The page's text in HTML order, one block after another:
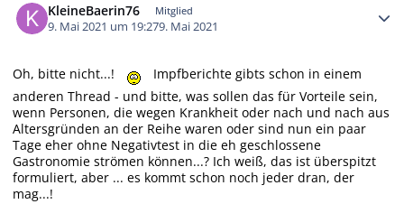
KleineBaerin76 Mitglied
9. Mai 2021 um 19:279. Mai 2021
Oh, bitte nicht...!
Impfberichte gibts schon in einem
anderen Thread - und bitte, was sollen das für Vorteile sein,
wenn Personen, die wegen Krankheit oder nach und nach aus
Altersgründen an der Reihe waren oder sind nun ein paar
Tage eher ohne Negativtest in die eh geschlossene
Gastronomie strömen können...? Ich weiß, das ist überspitzt
formuliert, aber ... es kommt schon noch jeder dran, der
mag...!